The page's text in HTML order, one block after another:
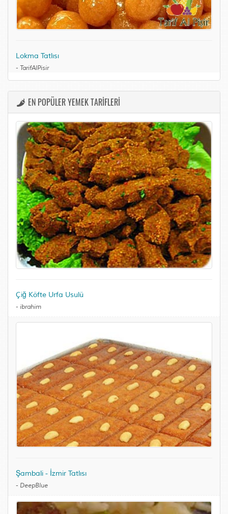
Lokma Tatlısı
- TarifAlPisir
EN POPÜLER YEMEK TARİFLERİ
Çiğ Köfte Urfa Usulü
- ibrahim
Şambali - İzmir Tatlısı
- DeepBlue